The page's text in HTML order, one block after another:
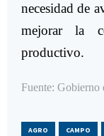
necesidad de
mejorar la
productivo.
Fuente: Gobierno
AGRO CAMPO